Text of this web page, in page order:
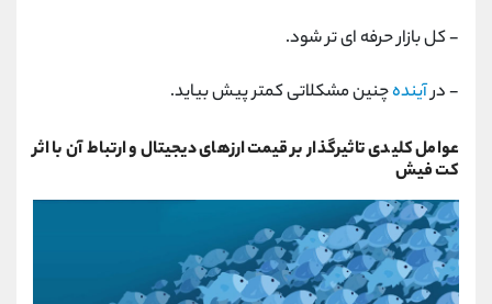
- کل بازار حرفه ‌ای‌ تر شود.
- درآیندهچنین مشکلاتی کمتر پیش بیاید.
عوامل کلیدی تاثیرگذار بر قیمت ارزهای دیجیتال و ارتباط آن با اثر
کت فیش